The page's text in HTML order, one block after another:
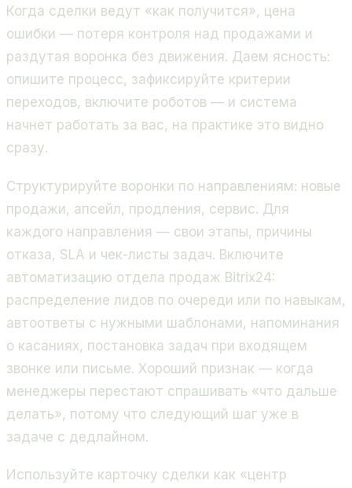
Когда сделки ведут «как получится», цена
ошибки — потеря контроля над продажами и
раздутая воронка без движения. Даем ясность:
опишите процесс, зафиксируйте критерии
переходов, включите роботов — и система
начнет работать за вас, на практике это видно
сразу.
Структурируйте воронки по направлениям: новые
продажи, апсейл, продления, сервис. Для
каждого направления — свои этапы, причины
отказа, SLA и чек-листы задач. Включите
автоматизацию отдела продаж Bitrix24:
распределение лидов по очереди или по навыкам,
автоответы с нужными шаблонами, напоминания
о касаниях, постановка задач при входящем
звонке или письме. Хороший признак — когда
менеджеры перестают спрашивать «что дальше
делать», потому что следующий шаг уже в
задаче с дедлайном.
Используйте карточку сделки как «центр